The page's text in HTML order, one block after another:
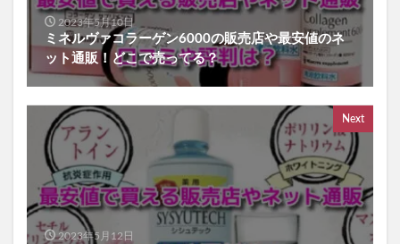
2023年5月10日
ミネルヴァコラーゲン6000の販売店や最安値のネ
ット通販！どこで売ってる？
Next
2023年5月12日